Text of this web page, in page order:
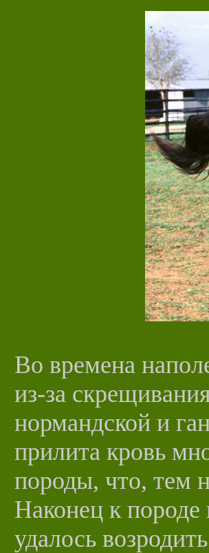
Во времена
из-за
нормандской и
прилита кровь
породы, что, тем
Наконец к
удалось